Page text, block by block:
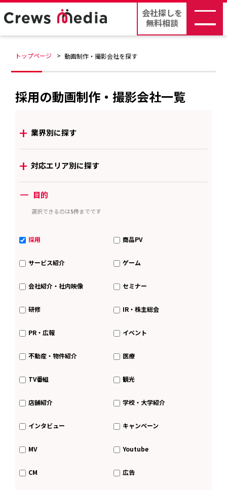
会社探しを
無料相談
トップページ 動画制作・撮影会社を探す
採用の動画制作・撮影会社一覧
+ 業界別に探す
+ 対応エリア別に探す
ー 目的
選択できるのは5件までです
採用 商品PV
サービス紹介 ゲーム
会社紹介・社内映像 セミナー
研修 IR・株主総会
PR・広報 イベント
不動産・物件紹介 医療
TV番組 観光
店舗紹介 学校・大学紹介
インタビュー キャンペーン
MV Youtube
CM 広告